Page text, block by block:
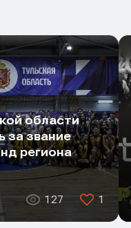
области
за звание
региона
127 1